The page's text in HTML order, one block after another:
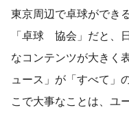
東京周辺で卓球ができ
「卓球 協会」だと、
なコンテンツが大きく
ュース」が「すべて」
こで大事なことは、ユ